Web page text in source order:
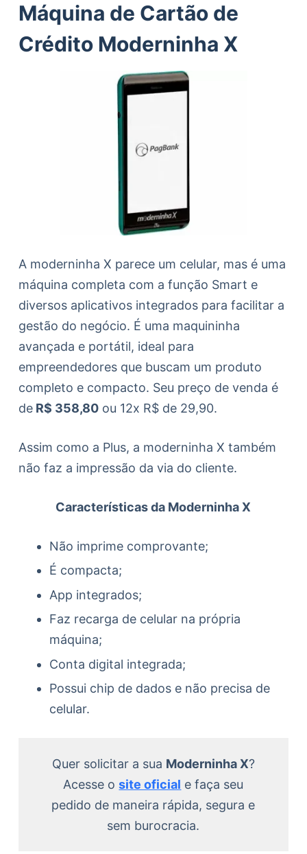
Máquina de Cartão de
Crédito Moderninha X
A moderninha X parece um celular, mas é uma
máquina completa com a função Smart e
diversos aplicativos integrados para facilitar a
gestão do negócio. É uma maquininha
avançada e portátil, ideal para
empreendedores que buscam um produto
completo e compacto. Seu preço de venda é
deR$ 358,80ou 12x R$ de 29,90.
Assim como a Plus, a moderninha X também
não faz a impressão da via do cliente.
Características da Moderninha X
Não imprime comprovante;
É compacta;
App integrados;
Faz recarga de celular na própria
máquina;
Conta digital integrada;
Possui chip de dados e não precisa de
celular.
Quer solicitar a sua Moderninha X?
Acesse osite oficial e faça seu
pedido de maneira rápida, segura e
sem burocracia.